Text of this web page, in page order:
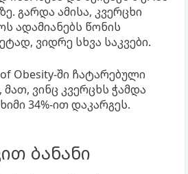
გარდა ამისა, კვერცხი
ადამიანებს წონის
ვიდრე სხვა საკვები.
Obesity-ში ჩატარებული
ვინც კვერცხს ჭამდა
34%-ით დაკარგეს.
ბანანი